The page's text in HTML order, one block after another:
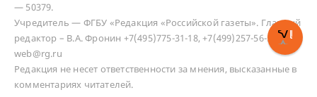
— 50379.
Учредитель — ФГБУ «Редакция «Российской газеты». Главный
редактор – В.А. Фронин +7(495)775-31-18, +7(499)257-56-50
web@rg.ru
Редакция не несет ответственности за мнения, высказанные в
комментариях читателей.